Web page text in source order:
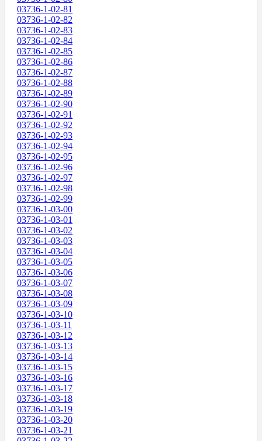
03736-1-02-81
03736-1-02-82
03736-1-02-83
03736-1-02-84
03736-1-02-85
03736-1-02-86
03736-1-02-87
03736-1-02-88
03736-1-02-89
03736-1-02-90
03736-1-02-91
03736-1-02-92
03736-1-02-93
03736-1-02-94
03736-1-02-95
03736-1-02-96
03736-1-02-97
03736-1-02-98
03736-1-02-99
03736-1-03-00
03736-1-03-01
03736-1-03-02
03736-1-03-03
03736-1-03-04
03736-1-03-05
03736-1-03-06
03736-1-03-07
03736-1-03-08
03736-1-03-09
03736-1-03-10
03736-1-03-11
03736-1-03-12
03736-1-03-13
03736-1-03-14
03736-1-03-15
03736-1-03-16
03736-1-03-17
03736-1-03-18
03736-1-03-19
03736-1-03-20
03736-1-03-21